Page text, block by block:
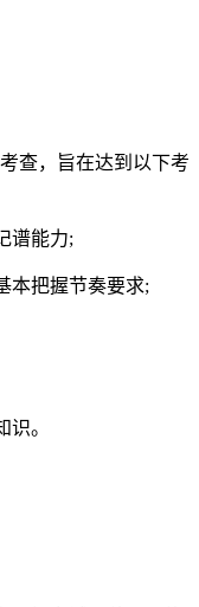
查，旨在达到以下考
谱能力;
本把握节奏要求;
。